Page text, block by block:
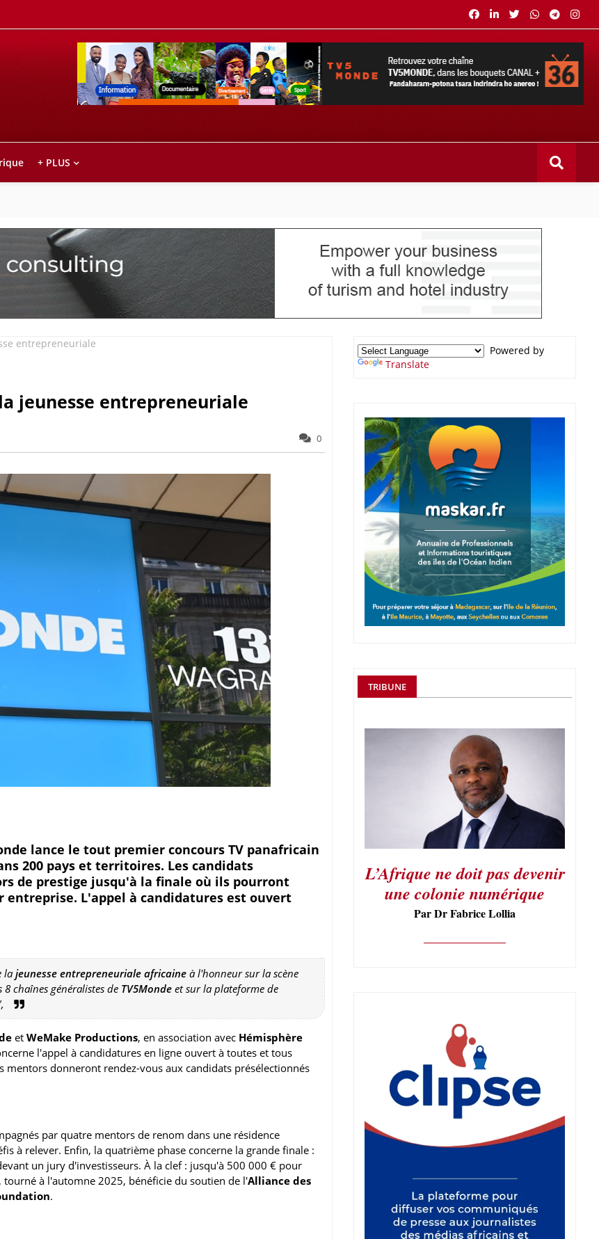
+ PLUS
entrepreneuriale
jeunesse entrepreneuriale
0
lance le tout premier concours TV panafricain
200 pays et territoires. Les candidats
de prestige jusqu'à la finale où ils pourront
entreprise. L'appel à candidatures est ouvert
lajeunesse entrepreneuriale africaine à l'honneur sur la scène
chaînes généralistes de TV5Monde et sur la plateforme de
et WeMake Productions, en association avec Hémisphère
l'appel à candidatures en ligne ouvert à toutes et tous
mentors donneront rendez-vous aux candidats présélectionnés
par quatre mentors de renom dans une résidence
à relever. Enfin, la quatrième phase concerne la grande finale :
un jury d'investisseurs. À la clef : jusqu'à 500 000 € pour
à l'automne 2025, bénéficie du soutien de l'Alliance des
.
Powered by
Translate
TRIBUNE
L’Afrique ne doit pas devenir
une colonie numérique
Par Dr Fabrice Lollia